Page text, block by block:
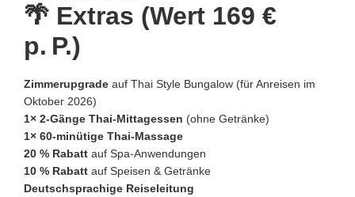
🌴 Extras (Wert 169 €
p. P.)
Zimmerupgrade auf Thai Style Bungalow (für Anreisen im
Oktober 2026)
1× 2‑Gänge Thai‑Mittagessen (ohne Getränke)
1× 60‑minütige Thai‑Massage
20 % Rabatt auf Spa‑Anwendungen
10 % Rabatt auf Speisen & Getränke
Deutschsprachige Reiseleitung